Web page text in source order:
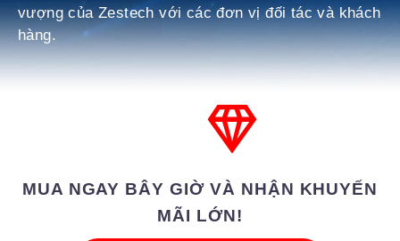
vượng của Zestech với các đơn vị đối tác và khách
hàng.
MUA NGAY BÂY GIỜ VÀ NHẬN KHUYẾN
MÃI LỚN!